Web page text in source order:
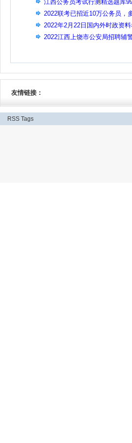
江西公务员考试行测精选题库
2022联考已招近10万公务员，
2022年2月22日国内外时政资料
2022江西上饶市公安局招聘辅
友情链接：
RSS Tags